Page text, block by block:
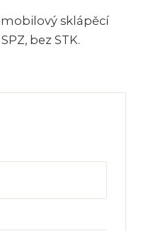
sklápěcí
SPZ, bez STK.